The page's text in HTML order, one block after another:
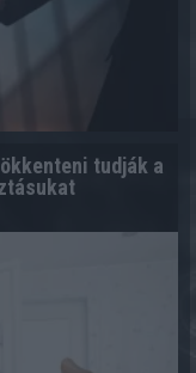
tudják a